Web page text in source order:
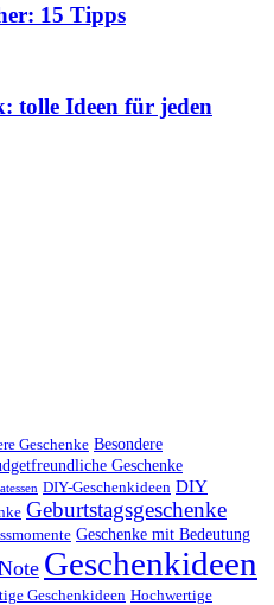
15 Tipps
tolle Ideen für jeden
Geschenke Besondere
Geschenke
DIY-Geschenkideen DIY
Geburtstagsgeschenke
Geschenke mit Bedeutung
Geschenkideen
Geschenkideen Hochwertige